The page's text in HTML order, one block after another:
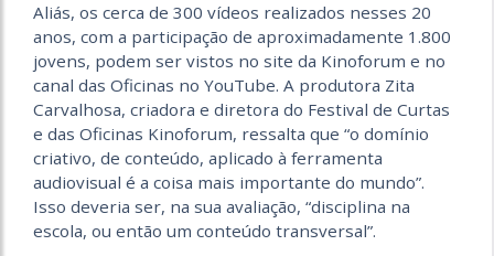
Aliás, os cerca de 300 vídeos realizados nesses 20
anos, com a participação de aproximadamente 1.800
jovens, podem ser vistos no site da Kinoforum e no
canal das Oficinas no YouTube. A produtora Zita
Carvalhosa, criadora e diretora do Festival de Curtas
e das Oficinas Kinoforum, ressalta que “o domínio
criativo, de conteúdo, aplicado à ferramenta
audiovisual é a coisa mais importante do mundo”.
Isso deveria ser, na sua avaliação, “disciplina na
escola, ou então um conteúdo transversal”.